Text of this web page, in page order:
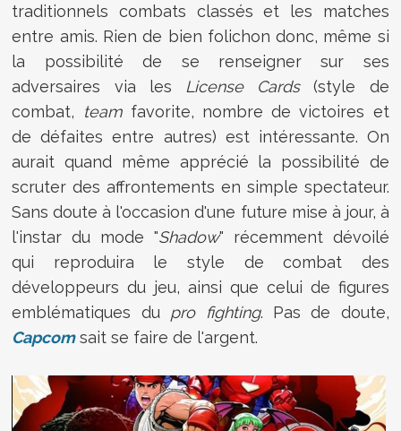
traditionnels combats classés et les matches
entre amis. Rien de bien folichon donc, même si
la possibilité de se renseigner sur ses
adversaires via les License Cards(style de
combat,
teamfavorite, nombre de victoires et
de défaites entre autres) est intéressante. On
aurait quand même apprécié la possibilité de
scruter des affrontements en simple spectateur.
Sans doute à l'occasion d'une future mise à jour, à
l'instar du mode "Shadow" récemment dévoilé
qui reproduira le style de combat des
développeurs du jeu, ainsi que celui de figures
emblématiques du pro fighting. Pas de doute,
Capcomsait se faire de l'argent.